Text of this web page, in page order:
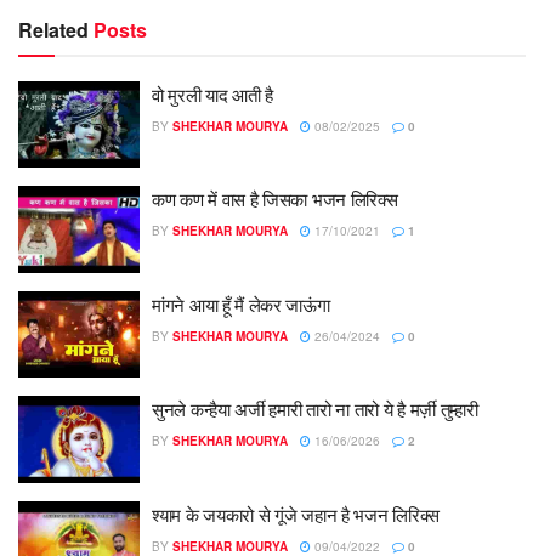
Related Posts
वो मुरली याद आती है
BY SHEKHAR MOURYA 08/02/2025 0
कण कण में वास है जिसका भजन लिरिक्स
BY SHEKHAR MOURYA 17/10/2021 1
मांगने आया हूँ मैं लेकर जाऊंगा
BY SHEKHAR MOURYA 26/04/2024 0
सुनले कन्हैया अर्जी हमारी तारो ना तारो ये है मर्ज़ी तुम्हारी
BY SHEKHAR MOURYA 16/06/2026 2
श्याम के जयकारो से गूंजे जहान है भजन लिरिक्स
BY SHEKHAR MOURYA 09/04/2022 0